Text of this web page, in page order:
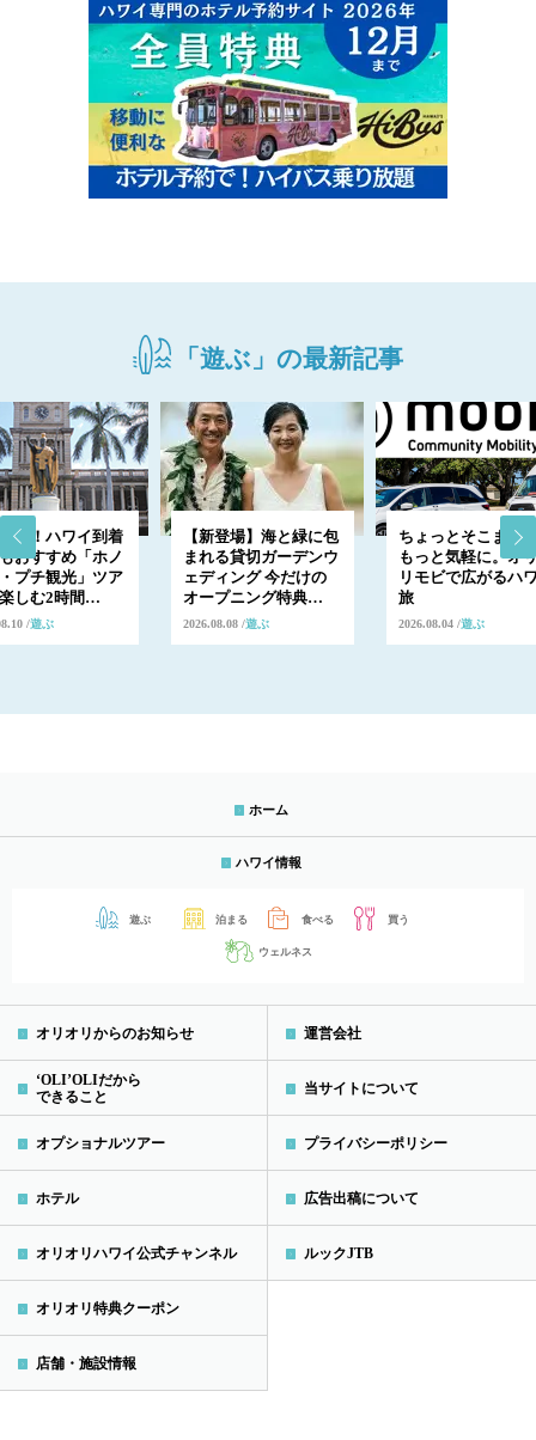
「遊ぶ」の最新記事
発！ハワイ到着
おすすめ「ホノ
プチ観光」ツア
しむ2時間…
遊ぶ
【新登場】海と緑に包
まれる貸切ガーデンウ
ェディング 今だけの
オープニング特典…
2026.08.08 遊ぶ
ちょっとそこまで
もっと気軽に。オ
リモビで広がるハ
旅
2026.08.04 遊ぶ
ホーム
ハワイ情報
遊ぶ 泊まる 食べる 買う
ウェルネス
オリオリからのお知らせ
‘OLI’OLIだから
できること
オプショナルツアー
ホテル
オリオリハワイ公式チャンネル
オリオリ特典クーポン
店舗・施設情報
運営会社
当サイトについて
プライバシーポリシー
広告出稿について
ルックJTB